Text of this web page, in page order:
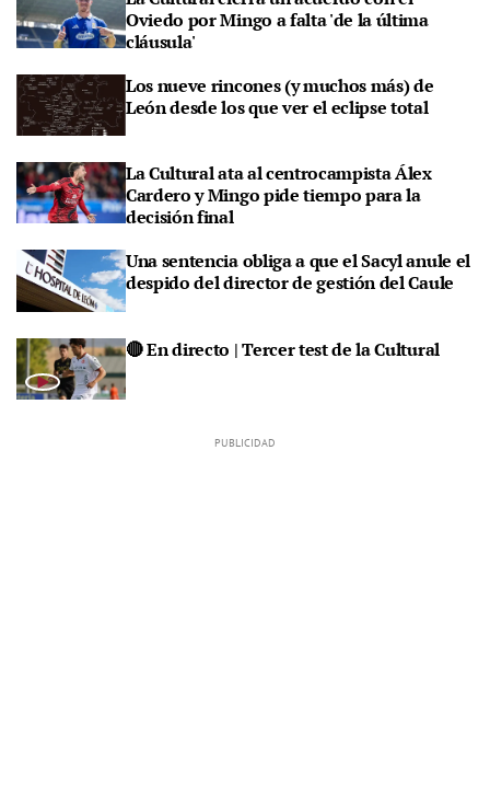
Oviedo por Mingo a falta 'de la última
cláusula'
Los nueve rincones (y muchos más) de
León desde los que ver el eclipse total
La Cultural ata al centrocampista Álex
Cardero y Mingo pide tiempo para la
decisión final
Una sentencia obliga a que el Sacyl anule el
despido del director de gestión del Caule
🔴 En directo | Tercer test de la Cultural